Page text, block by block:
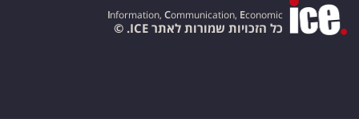
Information, Communication, Economic
כל הזכויות שמורות לאתר ICE. ©